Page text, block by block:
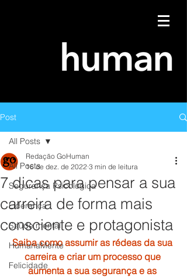
Post
All Posts
Segurança Psicológica
Liderança
Saúde mental
HumanaMente
Felicidade
All Posts
7 dicas para pensar a sua
carreira de forma mais
consciente e protagonista
Redação GoHuman
16 de dez. de 2022 3 min de leitura
Saiba como assumir as rédeas da sua
carreira e criar um processo que
aumenta a sua segurança e as